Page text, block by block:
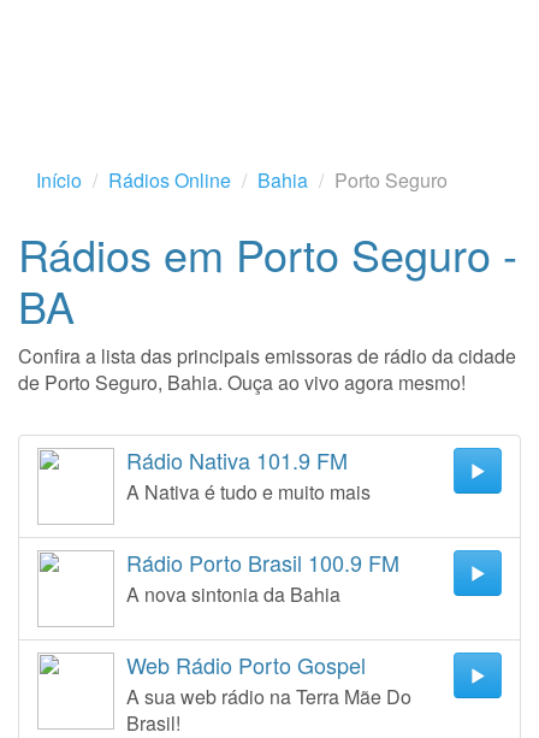
Início Rádios Online Bahia Porto Seguro
Rádios em Porto Seguro -
BA
Confira a lista das principais emissoras de rádio da cidade
de Porto Seguro, Bahia. Ouça ao vivo agora mesmo!
Rádio Nativa 101.9 FM
A Nativa é tudo e muito mais
Rádio Porto Brasil 100.9 FM
A nova sintonia da Bahia
Web Rádio Porto Gospel
A sua web rádio na Terra Mãe Do
Brasil!